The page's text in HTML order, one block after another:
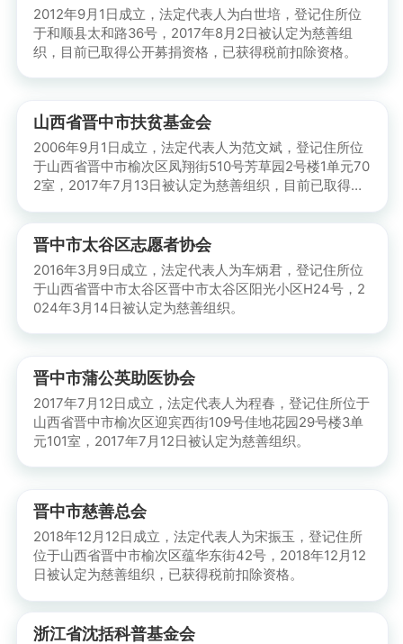
2012年9月1日成立，法定代表人为白世培，登记住所位
于和顺县太和路36号，2017年8月2日被认定为慈善组
织，目前已取得公开募捐资格，已获得税前扣除资格。
山西省晋中市扶贫基金会
2006年9月1日成立，法定代表人为范文斌，登记住所位
于山西省晋中市榆次区凤翔街510号芳草园2号楼1单元70
2室，2017年7月13日被认定为慈善组织，目前已取得公
晋中市太谷区志愿者协会
2016年3月9日成立，法定代表人为车炳君，登记住所位
于山西省晋中市太谷区晋中市太谷区阳光小区H24号，2
024年3月14日被认定为慈善组织。
晋中市蒲公英助医协会
2017年7月12日成立，法定代表人为程春，登记住所位于
山西省晋中市榆次区迎宾西街109号佳地花园29号楼3单
元101室，2017年7月12日被认定为慈善组织。
晋中市慈善总会
2018年12月12日成立，法定代表人为宋振玉，登记住所
位于山西省晋中市榆次区蕴华东街42号，2018年12月12
日被认定为慈善组织，已获得税前扣除资格。
浙江省沈括科普基金会